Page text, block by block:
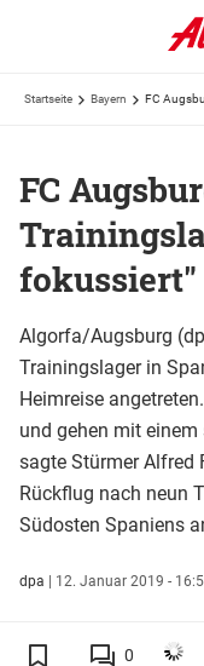
Startseite Bayern FC
FC
fokussiert"
Algorfa/Augsburg
Trainingslager in
Heimreise
und gehen mit
sagte Stürmer Alfred
Rückflug nach neun
Südosten Spaniens
dpa | 12. Januar 2019 -
0